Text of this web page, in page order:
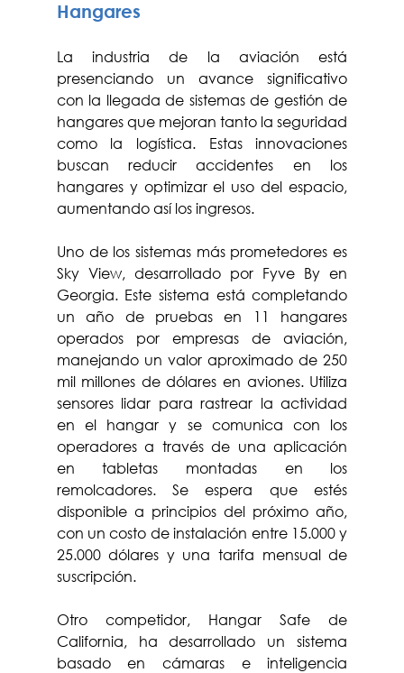
Hangares
La industria de la aviación está
presenciando un avance significativo
con la llegada de sistemas de gestión de
hangares que mejoran tanto la seguridad
como la logística. Estas innovaciones
buscan reducir accidentes en los
hangares y optimizar el uso del espacio,
aumentando así los ingresos.
Uno de los sistemas más prometedores es
Sky View, desarrollado por Fyve By en
Georgia. Este sistema está completando
un año de pruebas en 11 hangares
operados por empresas de aviación,
manejando un valor aproximado de 250
mil millones de dólares en aviones. Utiliza
sensores lidar para rastrear la actividad
en el hangar y se comunica con los
operadores a través de una aplicación
en tabletas montadas en los
remolcadores. Se espera que estés
disponible a principios del próximo año,
con un costo de instalación entre 15.000 y
25.000 dólares y una tarifa mensual de
suscripción.
Otro competidor, Hangar Safe de
California, ha desarrollado un sistema
basado en cámaras e inteligencia